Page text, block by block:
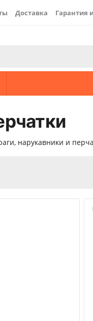
Доставка Гарантия
нарукавники и